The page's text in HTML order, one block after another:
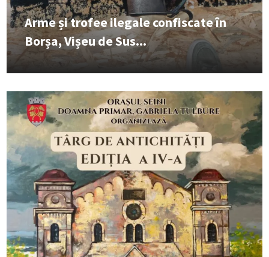
Arme și trofee ilegale confiscate în
Borșa, Vișeu de Sus...